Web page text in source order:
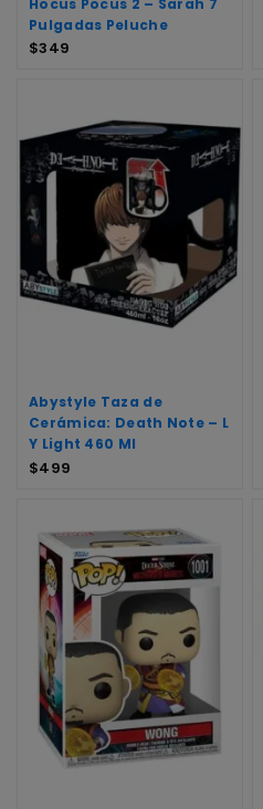
Pulgadas Peluche
$349
Abystyle Taza de
Cerámica: Death Note – L
Y Light 460 Ml
$499